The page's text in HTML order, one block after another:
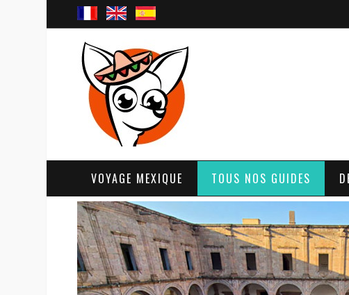
VOYAGE MEXIQUE TOUS NOS GUIDES